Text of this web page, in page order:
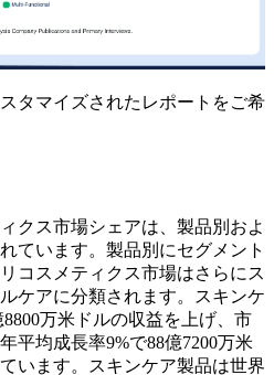
タマイズされたレポートをご希
クス市場シェアは、製品別およ
ています。製品別にセグメント
コスメティクス市場はさらにス
ケアに分類されます。スキンケ
8800万米ドルの収益を上げ、市
平均成長率9%で88億7200万米
います。スキンケア製品は世界